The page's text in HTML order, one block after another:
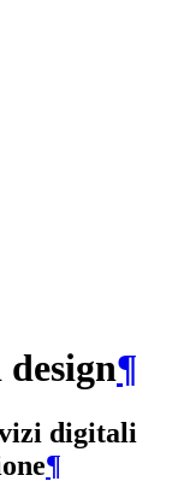
¶
digitali
¶